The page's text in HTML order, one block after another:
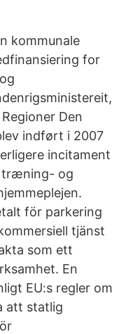
kommunale
for
Den
indført i 2007
incitament
træning- og
för parkering
tjänst
som ett
En
EU:s regler om
att statlig